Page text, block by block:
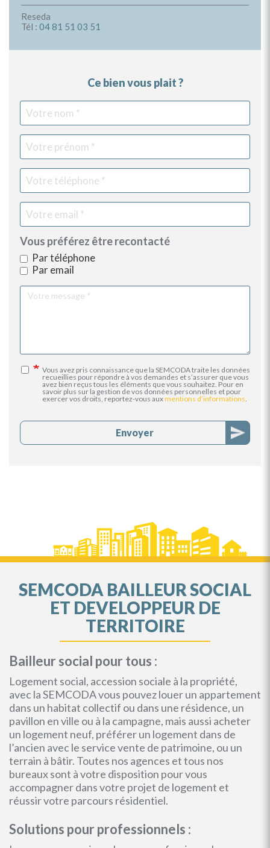
Reseda
Tél : 04 81 51 03 51
Ce bien vous plait ?
Votre
nom
Vous préférez être recontacté
Par téléphone
Par email
Votre
message
Vous avez pris connaissance que la SEMCODA traite les données
recueillies pour répondre à vos demandes et s’assurer que vous
avez bien reçus tous les éléments que vous souhaitez. Pour en
savoir plus sur la gestion de vos données personnelles et pour
exercer vos droits, reportez-vous auxmentions d’informations.
Envoyer
SEMCODA BAILLEUR SOCIAL
ET DEVELOPPEUR DE
TERRITOIRE
Bailleur social pour tous :
Logement social, accession sociale à la propriété,
avec la SEMCODA vous pouvez louer un appartement
dans un habitat collectif ou dans une résidence, un
pavillon en ville ou à la campagne, mais aussi acheter
un logement neuf, préférer un logement dans de
l’ancien avec le service vente de patrimoine, ou un
terrain à bâtir. Toutes nos agences et tous nos
bureaux sont à votre disposition pour vous
accompagner dans votre projet de logement et
réussir votre parcours résidentiel.
Solutions pour professionnels :